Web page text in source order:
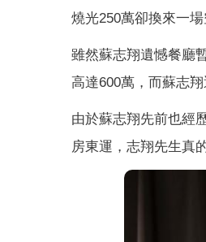
燒光250萬卻換來一場
雖然蘇志翔遺憾餐廳
高達600萬，而蘇志
由於蘇志翔先前也經
房東運，志翔先生真